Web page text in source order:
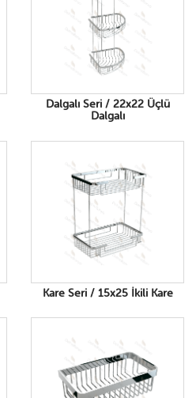
Dalgalı Seri / 22x22 Üçlü
Dalgalı
Kare Seri / 15x25 İkili Kare